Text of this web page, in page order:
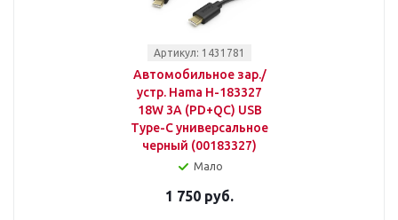
Артикул: 1431781
Автомобильное зар./
устр. Hama H-183327
18W 3A (PD+QC) USB
Type-C универсальное
черный (00183327)
Мало
1 750 руб.